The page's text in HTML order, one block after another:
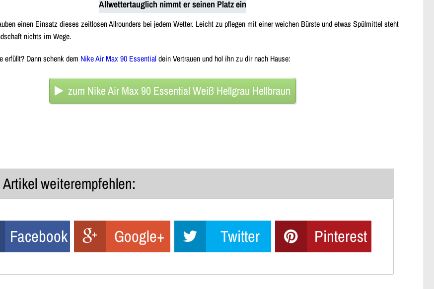
Allwettertauglich nimmt er seinen Platz ein
einen Einsatz dieses zeitlosen Allrounders bei jedem Wetter. Leicht zu pflegen mit einer weichen Bürste und etwas Spülmittel steht
nichts im Wege.
erfüllt? Dann schenk dem Nike Air Max 90 Essentialdein Vertrauen und hol ihn zu dir nach Hause:
zum Nike Air Max 90 Essential Weiß Hellgrau Hellbraun
weiterempfehlen:
Facebook Google+ Twitter Pinterest